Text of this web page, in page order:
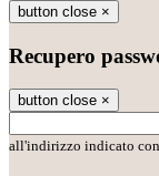
button close ×
Recupero
button close ×
all'indirizzo indicato